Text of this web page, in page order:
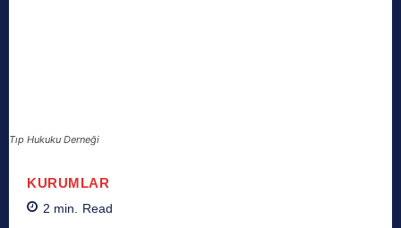
Tıp Hukuku Derneği
KURUMLAR
2 min. Read